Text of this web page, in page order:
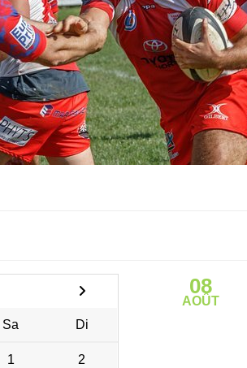
Sa Di
1 2
08
AOÛT